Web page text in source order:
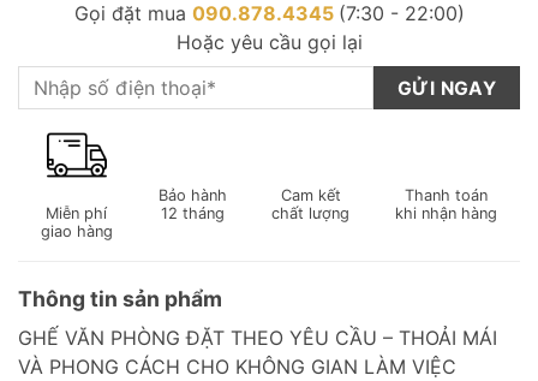
Gọi đặt mua 090.878.4345 (7:30 - 22:00)
Hoặc yêu cầu gọi lại
Miễn phí
giao hàng
Bảo hành
12 tháng
Cam kết
chất lượng
Thanh toán
khi nhận hàng
Thông tin sản phẩm
GHẾ VĂN PHÒNG ĐẶT THEO YÊU CẦU – THOẢI MÁI
VÀ PHONG CÁCH CHO KHÔNG GIAN LÀM VIỆC